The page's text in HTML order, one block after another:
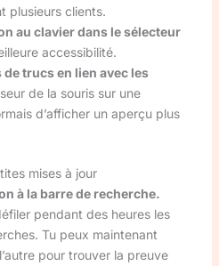
plusieurs clients.
au clavier dans le sélecteur
accessibilité.
trucs en lien avec les
de la souris sur une
d’afficher un aperçu plus
mises à jour
à la barre de recherche.
pendant des heures les
Tu peux maintenant
pour trouver la preuve